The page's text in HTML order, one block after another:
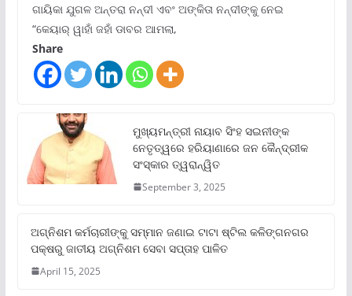
ଗାୟିକା ଯୁଗଳ ଅନ୍ତରା ନନ୍ଦୀ ଏବଂ ଅଙ୍କିତା ନନ୍ଦୀଙ୍କୁ ନେଇ
“କେୟାର୍ ୱାହାଁ ଜହାଁ ଡାବର ଆମଲା,
Share
ମୁଖ୍ୟମନ୍ତ୍ରୀ ନାୟାବ ସିଂହ ସଇନୀଙ୍କ
ନେତୃତ୍ୱରେ ହରିୟାଣାରେ ଜନ କୈନ୍ଦ୍ରୀକ
ସଂସ୍କାର ତ୍ୱରାନ୍ୱିତ
September 3, 2025
ଅଗ୍ନିଶମ କର୍ମଚାରୀଙ୍କୁ ସମ୍ମାନ ଜଣାଇ ଟାଟା ଷ୍ଟିଲ କଳିଙ୍ଗନଗର
ପକ୍ଷରୁ ଜାତୀୟ ଅଗ୍ନିଶମ ସେବା ସପ୍ତାହ ପାଳିତ
April 15, 2025